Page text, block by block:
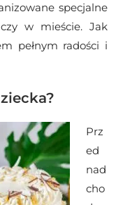
specjalne
w mieście. Jak
pełnym radości i
Prz
ed
nad
cho